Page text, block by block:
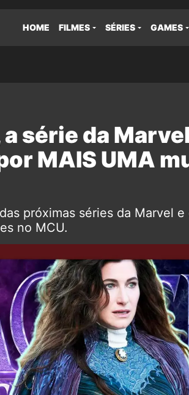
HOME FILMES SÉRIES GAMES
série da
MAIS UMA
próximas séries da Marvel
no MCU.